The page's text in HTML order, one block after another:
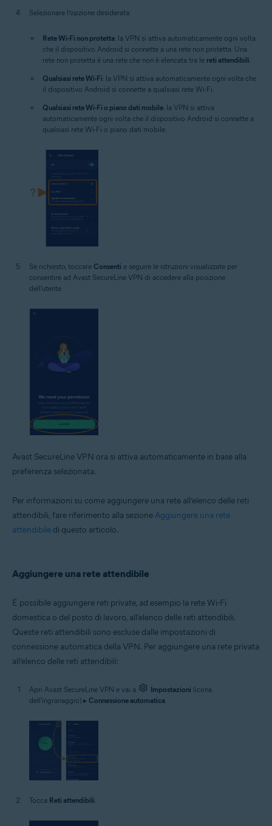
Selezionare l’opzione desiderata:
Rete Wi-Fi non protetta: la VPN si attiva automaticamente ogni volta
che il dispositivo Android si connette a una rete non protetta. Una
rete non protetta è una rete che non è elencata tra le reti attendibili
Qualsiasi rete Wi-Fi: la VPN si attiva automaticamente ogni volta che
il dispositivo Android si connette a qualsiasi rete Wi-Fi.
Qualsiasi rete Wi-Fi o piano dati mobile: la VPN si attiva
automaticamente ogni volta che il dispositivo Android si connette a
qualsiasi rete Wi-Fi o piano dati mobile.
Se richiesto, toccare Consenti e seguire le istruzioni visualizzate per
consentire ad Avast SecureLine VPN di accedere alla posizione
dell'utente.
Avast SecureLine VPN ora si attiva automaticamente in base alla
preferenza selezionata.
Per informazioni su come aggiungere una rete all’elenco delle reti
attendibili, fare riferimento alla sezione Aggiungere una rete
attendibile di questo articolo.
Aggiungere una rete attendibile
È possibile aggiungere reti private, ad esempio la rete Wi-Fi
domestica o del posto di lavoro, all’elenco delle reti attendibili.
Queste reti attendibili sono escluse dalle impostazioni di
connessione automatica della VPN. Per aggiungere una rete privata
all’elenco delle reti attendibili:
Apri Avast SecureLine VPN e vai a Impostazioni (icona
dell'ingranaggio) ▸ Connessione automatica.
Tocca Reti attendibili.